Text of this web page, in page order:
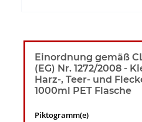
Einordnung gemäß
(EG) Nr. 1272/2008 -
Harz-, Teer- und
1000ml PET Flasche
Piktogramm(e)